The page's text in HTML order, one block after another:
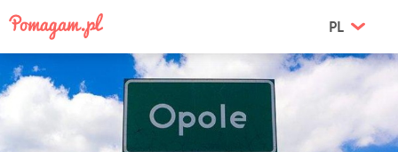
PL